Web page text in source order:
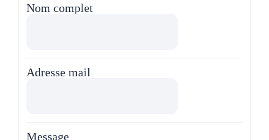
Nom complet
Adresse mail
Message